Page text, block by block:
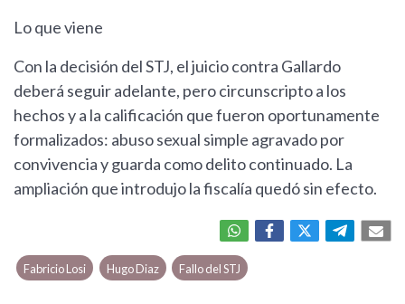
Lo que viene
Con la decisión del STJ, el juicio contra Gallardo
deberá seguir adelante, pero circunscripto a los
hechos y a la calificación que fueron oportunamente
formalizados: abuso sexual simple agravado por
convivencia y guarda como delito continuado. La
ampliación que introdujo la fiscalía quedó sin efecto.
Fabricio Losi Hugo Diaz Fallo del STJ